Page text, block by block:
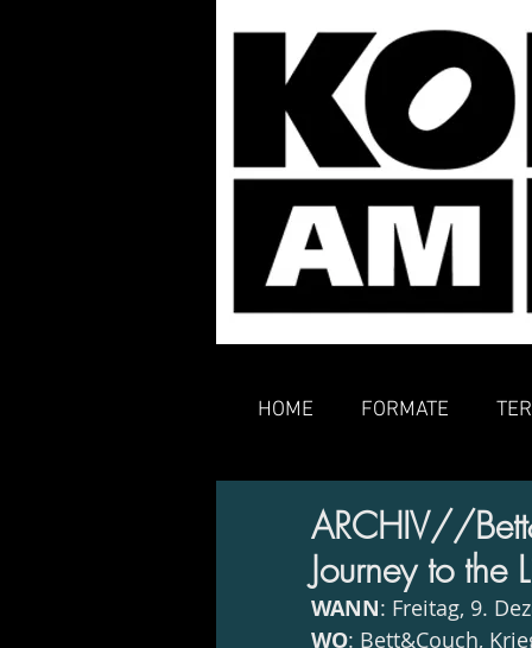
ARCHIV//
Journey to the
WANN: Freitag, 9.
WO: Bett&Couch,
HOME FORMATE